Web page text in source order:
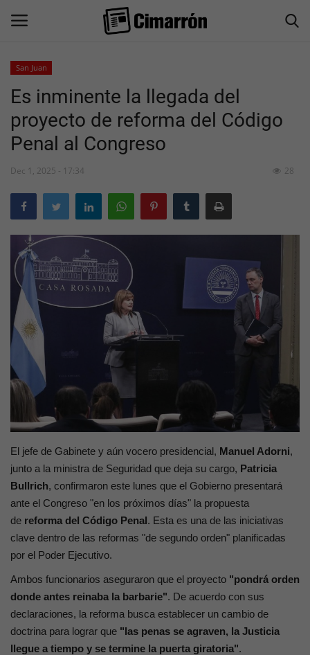
Inicio
San Juan
Actualidad
Información General
Economía
Politica
Sociedad
Contacto
San Juan
Es inminente la llegada del
proyecto de reforma del Código
Penal al Congreso
Dec 1, 2025 - 17:34 28
El jefe de Gabinete y aún vocero presidencial, Manuel Adorni,
junto a la ministra de Seguridad que deja su cargo, Patricia
Bullrich, confirmaron este lunes que el Gobierno presentará
ante el Congreso "en los próximos días" la propuesta
de reforma del Código Penal. Esta es una de las iniciativas
clave dentro de las reformas "de segundo orden" planificadas
por el Poder Ejecutivo.
Ambos funcionarios aseguraron que el proyecto "pondrá orden
donde antes reinaba la barbarie". De acuerdo con sus
declaraciones, la reforma busca establecer un cambio de
doctrina para lograr que "las penas se agraven, la Justicia
llegue a tiempo y se termine la puerta giratoria".